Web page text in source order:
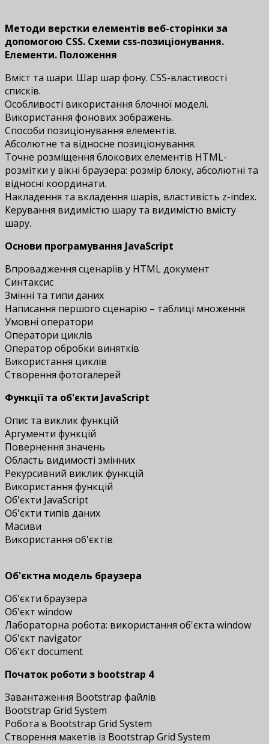
Методи верстки елементів веб-сторінки за
допомогою CSS. Схеми css-позиціонування.
Елементи. Положення
Вміст та шари. Шар шар фону. CSS-властивості
списків.
Особливості використання блочної моделі.
Використання фонових зображень.
Способи позиціонування елементів.
Абсолютне та відносне позиціонування.
Точне розміщення блокових елементів HTML-
розмітки у вікні браузера: розмір блоку, абсолютні та
відносні координати.
Накладення та вкладення шарів, властивість z-index.
Керування видимістю шару та видимістю вмісту
шару.
Основи програмування JavaScript
Впровадження сценаріїв у HTML документ
Синтаксис
Змінні та типи даних
Написання першого сценарію – таблиці множення
Умовні оператори
Оператори циклів
Оператор обробки винятків
Використання циклів
Створення фотогалерей
Функції та об'єкти JavaScript
Опис та виклик функцій
Аргументи функцій
Повернення значень
Область видимості змінних
Рекурсивний виклик функцій
Використання функцій
Об'єкти JavaScript
Об'єкти типів даних
Масиви
Використання об'єктів
Об'єктна модель браузера
Об'єкти браузера
Об'єкт window
Лабораторна робота: використання об'єкта window
Об'єкт navigator
Об'єкт document
Початок роботи з bootstrap 4
Завантаження Bootstrap файлів
Bootstrap Grid System
Робота в Bootstrap Grid System
Створення макетів із Bootstrap Grid System